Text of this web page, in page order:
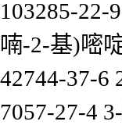
103285-
喃-2-基)嘧
42744-37-6
7057-27-4